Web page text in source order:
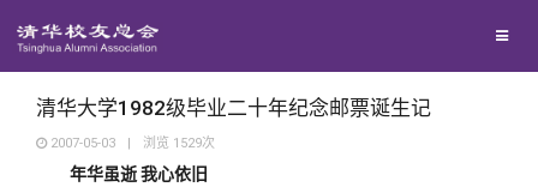
地区联络
年级联络
回馈母校
捐赠项目
媒体平台
清华大学1982级毕业二十年纪念邮票诞生记
2007-05-03 | 浏览 1529次
年华虽逝 我心依旧